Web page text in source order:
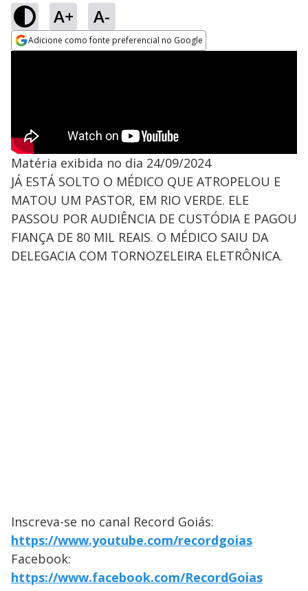
A+ A-
Adicione como fonte preferencial no Google
Matéria exibida no dia 24/09/2024
JÁ ESTÁ SOLTO O MÉDICO QUE ATROPELOU E
MATOU UM PASTOR, EM RIO VERDE. ELE
PASSOU POR AUDIÊNCIA DE CUSTÓDIA E PAGOU
FIANÇA DE 80 MIL REAIS. O MÉDICO SAIU DA
DELEGACIA COM TORNOZELEIRA ELETRÔNICA.
Inscreva-se no canal Record Goiás:
https://www.youtube.com/recordgoias
Facebook:
https://www.facebook.com/RecordGoias